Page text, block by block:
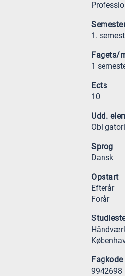
Semester
1.
Fagets/
1
Ects
10
Udd.
Sprog
Dansk
Opstart
Efterår
Forår
Fagkode
9942698